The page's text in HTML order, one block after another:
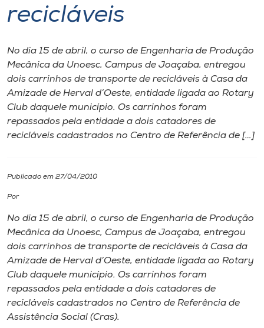
Internacionalização
I.nova
Cultura
CPA
Biblioteca
Editora
Rádio
recicláveis
No dia 15 de abril, o curso de Engenharia de Produção
Mecânica da Unoesc, Campus de Joaçaba, entregou
dois carrinhos de transporte de recicláveis à Casa da
Amizade de Herval d’Oeste, entidade ligada ao Rotary
Club daquele município. Os carrinhos foram
repassados pela entidade a dois catadores de
recicláveis cadastrados no Centro de Referência de […]
Publicado em 27/04/2010
Por
No dia 15 de abril, o curso de Engenharia de Produção
Mecânica da Unoesc, Campus de Joaçaba, entregou
dois carrinhos de transporte de recicláveis à Casa da
Amizade de Herval d’Oeste, entidade ligada ao Rotary
Club daquele município. Os carrinhos foram
repassados pela entidade a dois catadores de
recicláveis cadastrados no Centro de Referência de
Assistência Social (Cras).